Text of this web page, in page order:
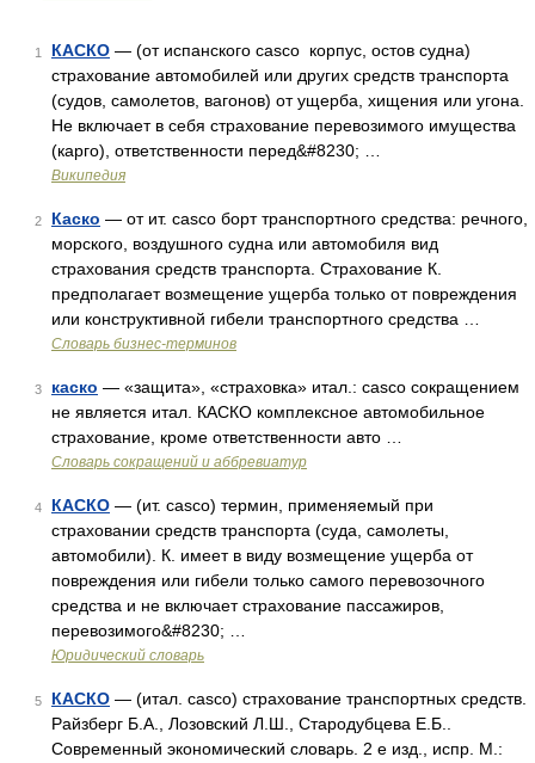
1 КАСКО — (от испанского casco корпус, остов судна)
страхование автомобилей или других средств транспорта
(судов, самолетов, вагонов) от ущерба, хищения или угона.
Не включает в себя страхование перевозимого имущества
(карго), ответственности перед&#8230; …
Википедия
2 Каско — от ит. casco борт транспортного средства: речного,
морского, воздушного судна или автомобиля вид
страхования средств транспорта. Страхование К.
предполагает возмещение ущерба только от повреждения
или конструктивной гибели транспортного средства …
Словарь бизнес-терминов
3 каско — «защита», «страховка» итал.: casco сокращением
не является итал. КАСКО комплексное автомобильное
страхование, кроме ответственности авто …
Словарь сокращений и аббревиатур
4 КАСКО — (ит. casco) термин, применяемый при
страховании средств транспорта (суда, самолеты,
автомобили). К. имеет в виду возмещение ущерба от
повреждения или гибели только самого перевозочного
средства и не включает страхование пассажиров,
перевозимого&#8230; …
Юридический словарь
5 КАСКО — (итал. casco) страхование транспортных средств.
Райзберг Б.А., Лозовский Л.Ш., Стародубцева Е.Б..
Современный экономический словарь. 2 е изд., испр. М.: